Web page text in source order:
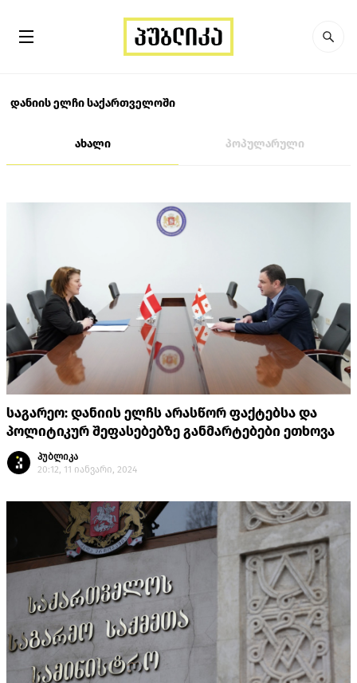
დანიის ელჩი საქართველოში
ახალი პოპულარული
საგარეო: დანიის ელჩს არასწორ ფაქტებსა და
პოლიტიკურ შეფასებებზე განმარტებები ეთხოვა
პუბლიკა
20:12, 11 იანვარი, 2024